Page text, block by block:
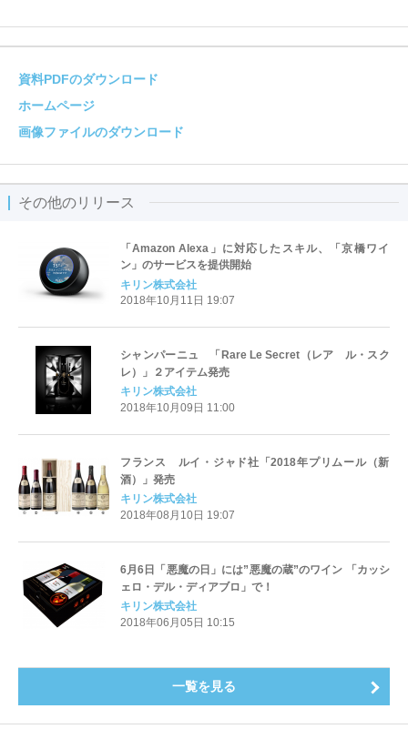
資料PDFのダウンロード
ホームページ
画像ファイルのダウンロード
その他のリリース
「Amazon Alexa」に対応したスキル、「京橋ワイ
ン」のサービスを提供開始
キリン株式会社
2018年10月11日 19:07
シャンパーニュ 「Rare Le Secret（レア ル・スク
レ）」２アイテム発売
キリン株式会社
2018年10月09日 11:00
フランス ルイ・ジャド社「2018年プリムール（新
酒）」発売
キリン株式会社
2018年08月10日 19:07
6月6日「悪魔の日」には”悪魔の蔵”のワイン 「カッシ
ェロ・デル・ディアブロ」で！
キリン株式会社
2018年06月05日 10:15
一覧を見る